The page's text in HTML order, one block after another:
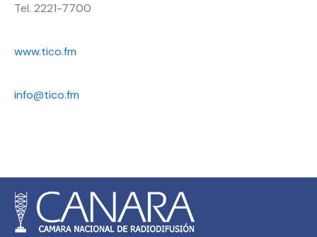
Tel. 2221-7700
www.tico.fm
info@tico.fm